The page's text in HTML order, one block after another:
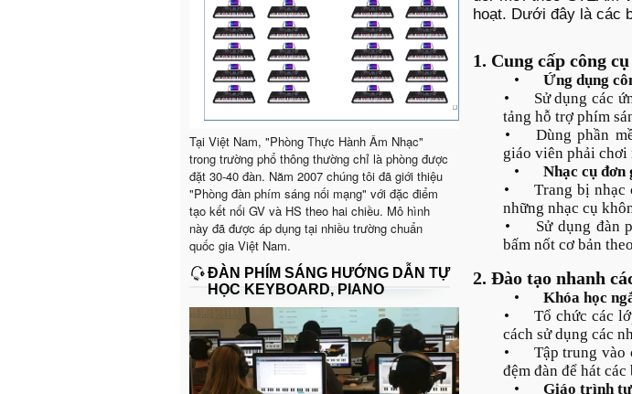
Tại Việt Nam, "Phòng Thực Hành Âm Nhạc"
trong trường phổ thông thường chỉ là phòng được
đặt 30-40 đàn. Năm 2007 chúng tôi đã giới thiệu
"Phòng đàn phím sáng nối mạng" với đặc điểm
tạo kết nối GV và HS theo hai chiều. Mô hình
này đã được áp dụng tại nhiều trường chuẩn
quốc gia Việt Nam.
ĐÀN PHÍM SÁNG HƯỚNG DẪN TỰ
HỌC KEYBOARD, PIANO
hoạt. Dưới đây là các
1. Cung cấp công
•
Ứng dụng
•
Sử dụng các
tảng hỗ trợ phím
•
Dùng phần
giáo viên phải chơi
•
Nhạc cụ
•
Trang bị nhạc
những nhạc cụ
•
Sử dụng đàn
bấm nốt cơ bản
2. Đào tạo nhanh
•
Khóa học
•
Tổ chức các
cách sử dụng các
•
Tập trung vào
đệm đàn để hát các
•
Giáo trình